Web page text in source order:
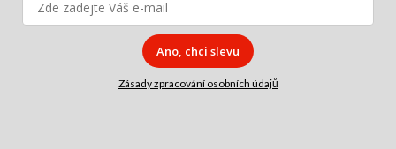
Ano, chci slevu
Zásady zpracování osobních údajů